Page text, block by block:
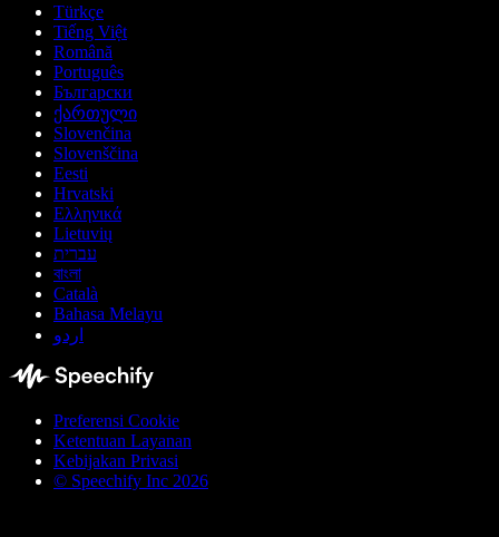
Türkçe
Tiếng Việt
Română
Português
Български
ქართული
Slovenčina
Slovenščina
Eesti
Hrvatski
Ελληνικά
Lietuvių
עברית
বাংলা
Català
Bahasa Melayu
اردو
Preferensi Cookie
Ketentuan Layanan
Kebijakan Privasi
© Speechify Inc 2026